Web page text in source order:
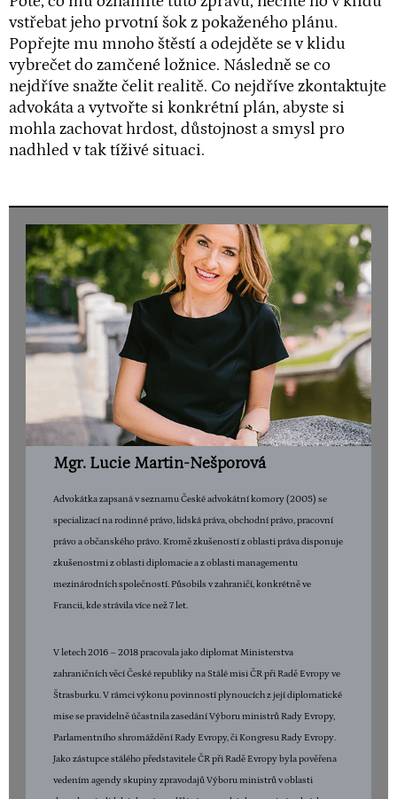
vstřebat jeho prvotní šok z pokaženého plánu.
Popřejte mu mnoho štěstí a odejděte se v klidu
vybrečet do zamčené ložnice. Následně se co
nejdříve snažte čelit realitě. Co nejdříve zkontaktujte
advokáta a vytvořte si konkrétní plán, abyste si
mohla zachovat hrdost, důstojnost a smysl pro
nadhled v tak tíživé situaci.
Mgr. Lucie Martin-Nešporová
Advokátka zapsaná v seznamu České advokátní komory (2005) se
specializací na rodinné právo, lidská práva, obchodní právo, pracovní
právo a občanského právo. Kromě zkušeností z oblasti práva disponuje
zkušenostmi z oblasti diplomacie a z oblasti managementu
mezinárodních společností. Působils v zahraničí, konkrétně ve
Francii, kde strávila více než 7 let.
V letech 2016 – 2018 pracovala jako diplomat Ministerstva
zahraničních věcí České republiky na Stálé misi ČR při Radě Evropy ve
Štrasburku. V rámci výkonu povinností plynoucích z její diplomatické
mise se pravidelně účastnila zasedání Výboru ministrů Rady Evropy,
Parlamentního shromáždění Rady Evropy, či Kongresu Rady Evropy.
Jako zástupce stálého představitele ČR při Radě Evropy byla pověřena
vedením agendy skupiny zpravodajů Výboru ministrů v oblasti